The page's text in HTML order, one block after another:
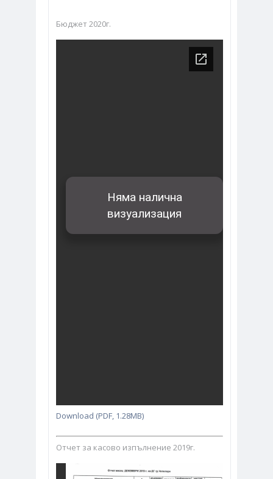
Бюджет 2020г.
Download (PDF, 1.28MB)
Отчет за касово изпълнение 2019г.